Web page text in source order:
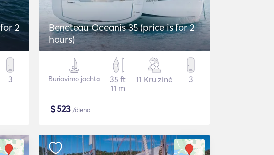
2
3
Beneteau Oceanis 35 (price is for 2
hours)
Buriavimo jachta
35 ft
11 m
11 Kruizinė 3
$523 /diena